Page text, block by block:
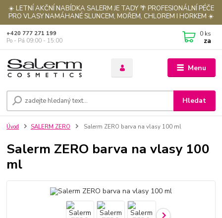
☀️ LETNÍ AKČNÍ NABÍDKA SALERM JE TADY 🌴 PROFESIONÁLNÍ PÉČE
PRO VLASY NAMÁHANÉ SLUNCEM, MOŘEM, CHLOREM I HORKEM ☀️
Menu
Hledat
+420 777 271 199
Po - Pá 09:00 - 15:00
0 ks
za
Úvod SALERM ZERO Salerm ZERO barva na vlasy 100 ml
Salerm ZERO barva na vlasy 100
ml